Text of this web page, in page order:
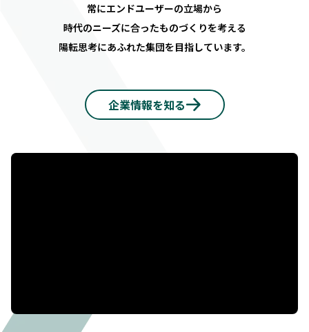
常にエンドユーザーの立場から
時代のニーズに合ったものづくりを考える
陽転思考にあふれた集団を目指しています。
企業情報を知る